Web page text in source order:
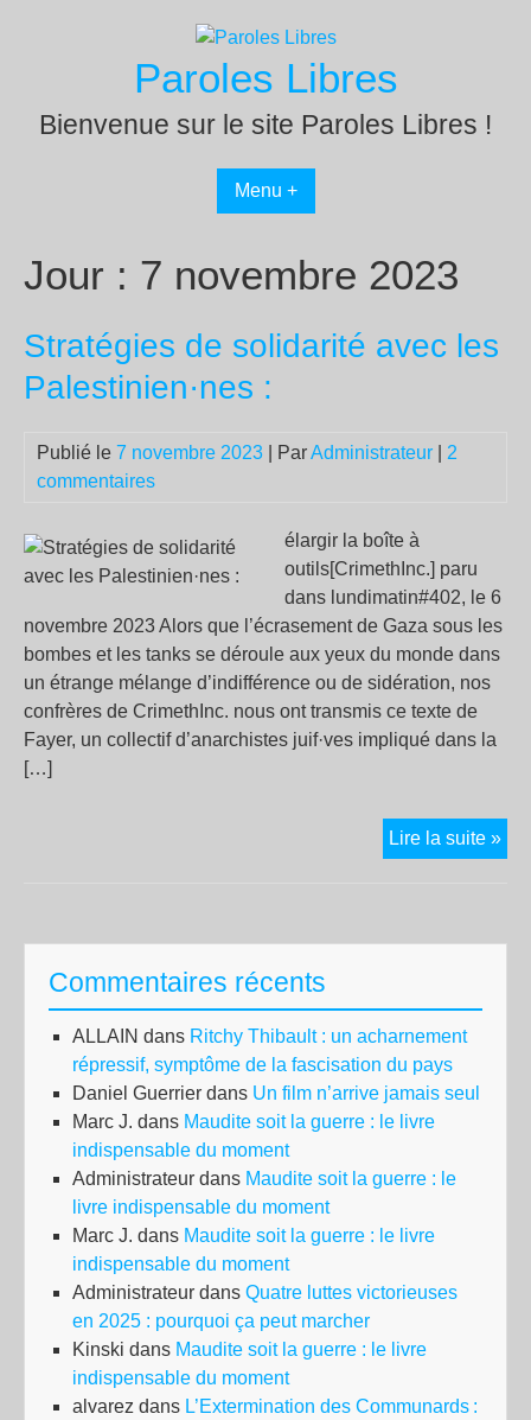
Paroles Libres
Bienvenue sur le site Paroles Libres !
Menu +
Jour : 7 novembre 2023
Stratégies de solidarité avec les
Palestinien·nes :
Publié le 7 novembre 2023 | ParAdministrateur
2
commentaires
élargir la boîte à
outils[CrimethInc.] paru
dans lundimatin#402, le 6
novembre 2023 Alors que l’écrasement de Gaza sous les
bombes et les tanks se déroule aux yeux du monde dans
un étrange mélange d’indifférence ou de sidération, nos
confrères de CrimethInc. nous ont transmis ce texte de
Fayer, un collectif d’anarchistes juif·ves impliqué dans la
[…]
Lire la suite »
de
les
Commentaires récents
ALLAIN dans Ritchy Thibault : un acharnement
répressif, symptôme de la fascisation du pays
Daniel Guerrier dans Un film n’arrive jamais seul
Marc J. dans Maudite soit la guerre : le livre
indispensable du moment
Administrateur dans Maudite soit la guerre : le
livre indispensable du moment
Marc J. dans Maudite soit la guerre : le livre
indispensable du moment
Administrateur dans Quatre luttes victorieuses
en 2025 : pourquoi ça peut marcher
Kinski dans Maudite soit la guerre : le livre
indispensable du moment
alvarez dans L’Extermination des Communards :